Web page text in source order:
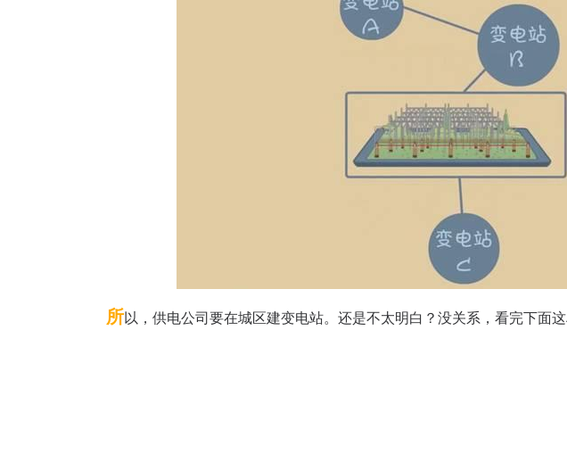
所以，供电公司要在城区建变电站。还是不太明白？没关系，看完下面这